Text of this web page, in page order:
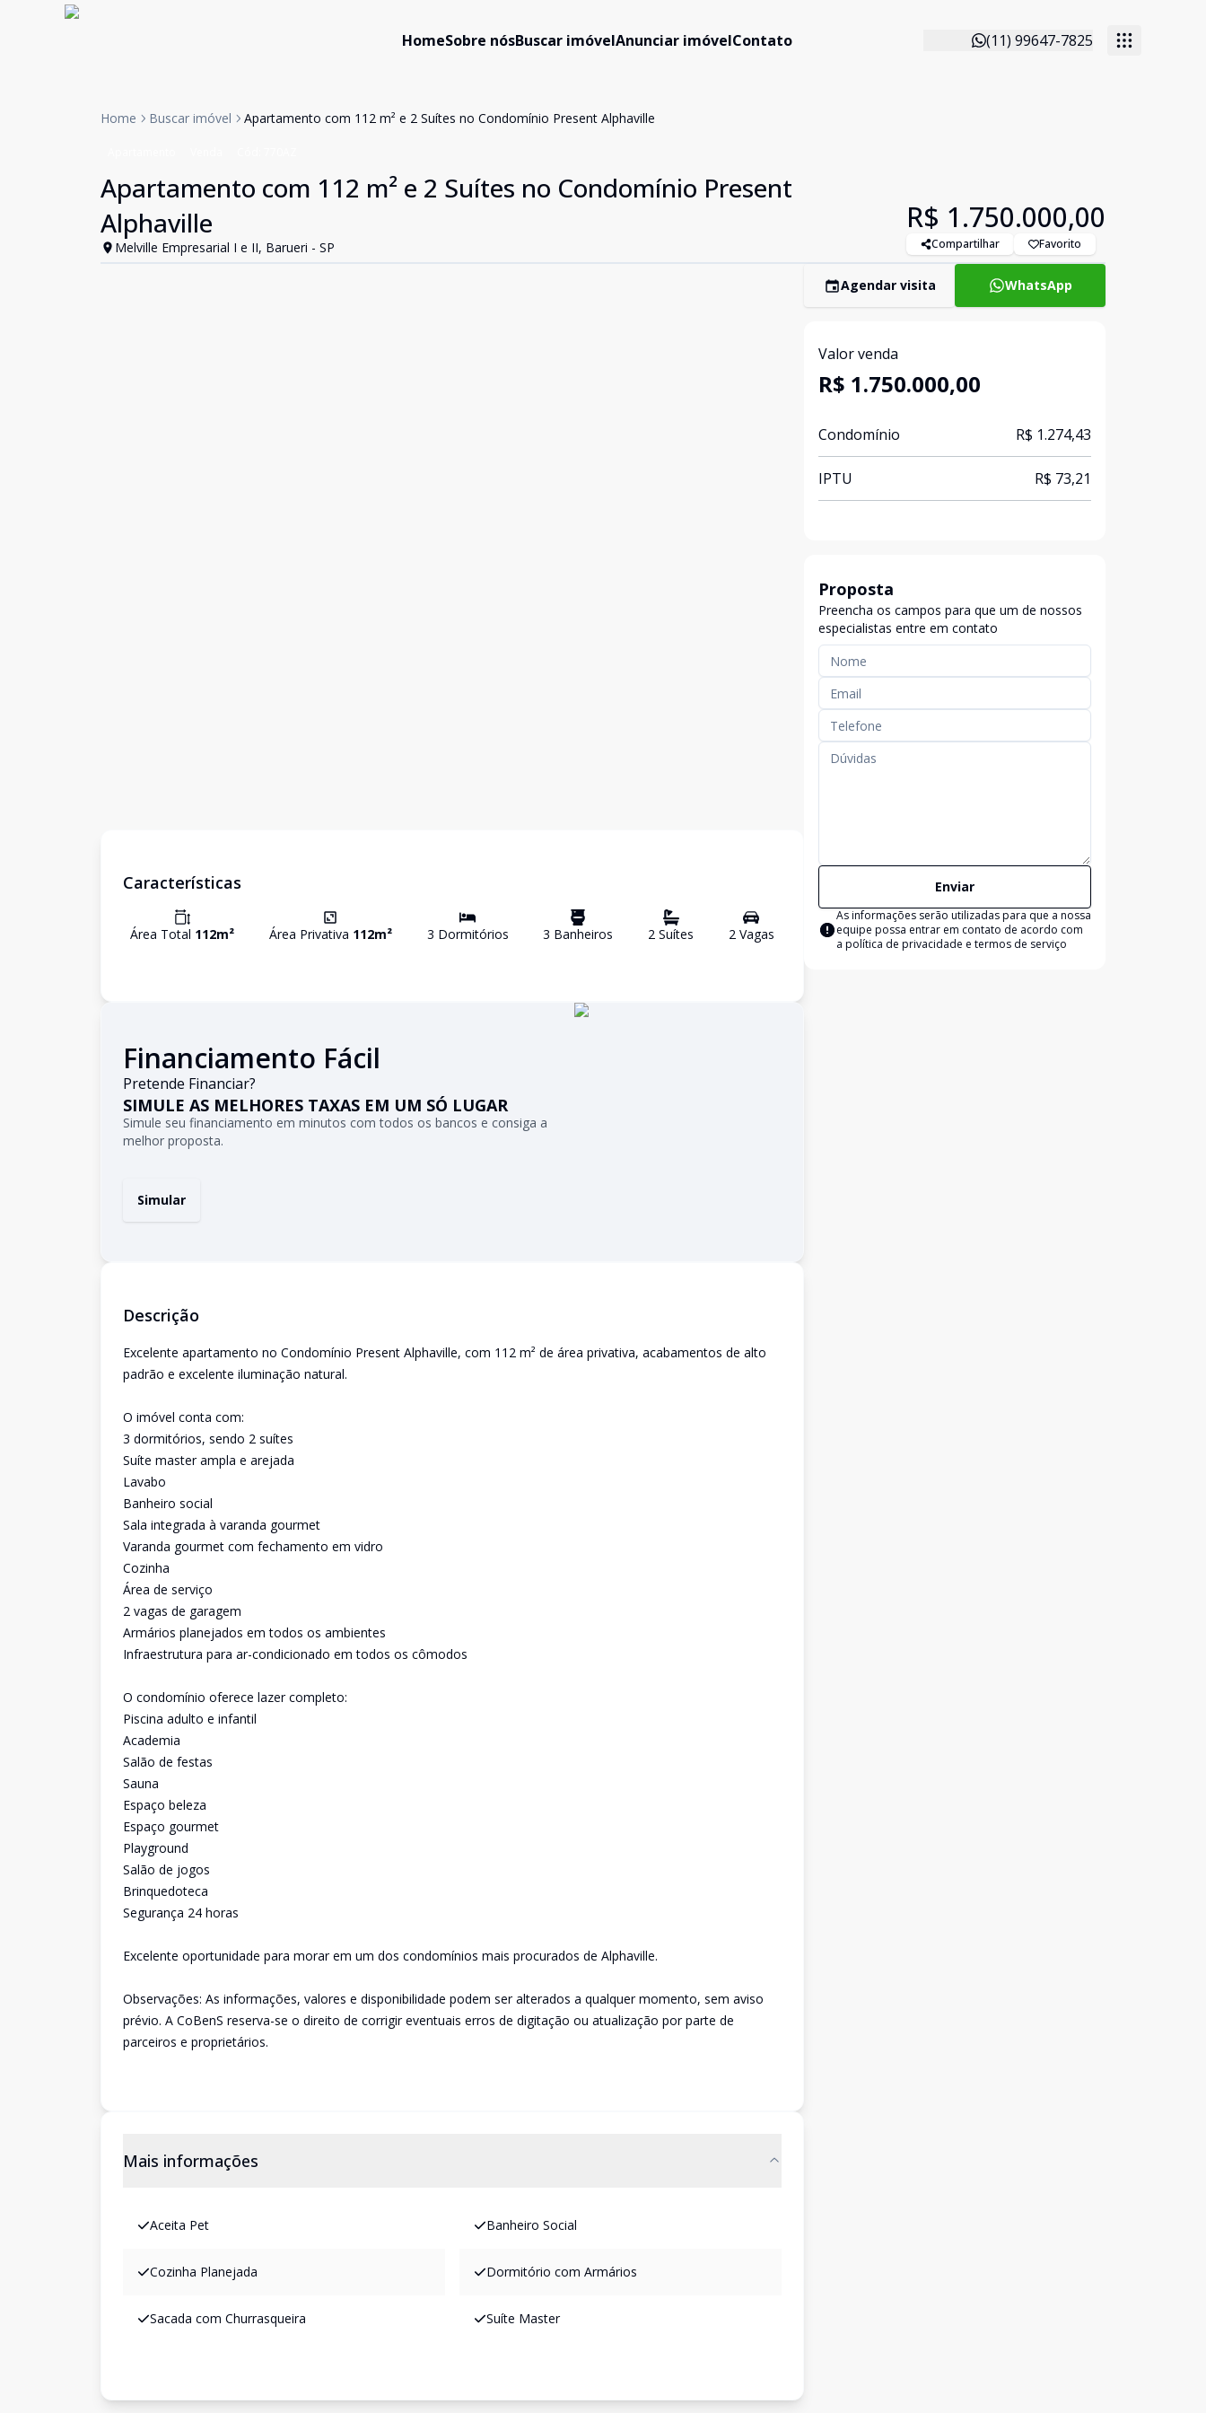
HomeSobre nósBuscar imóvelAnunciar imóvelContato (11) 99647-7825
Home Buscar imóvel Apartamento com 112 m² e 2 Suítes no Condomínio Present Alphaville
Apartamento com 112 m² e 2 Suítes no Condomínio Present
Alphaville
Melville Empresarial I e II, Barueri - SP
R$ 1.750.000,00
Compartilhar Favorito
Características
Área Total 112m² Área Privativa 112m² 3 Dormitórios 3 Banheiros 2 Suítes 2Vagas
Financiamento Fácil
Pretende Financiar?
SIMULE AS MELHORES TAXAS EM UM SÓ LUGAR
Simule seu financiamento em minutos com todos os bancos e consiga a
melhor proposta.
Simular
Descrição
Excelente apartamento no Condomínio Present Alphaville, com 112 m² de área privativa, acabamentos de alto
padrão e excelente iluminação natural.
O imóvel conta com:
3 dormitórios, sendo 2 suítes
Suíte master ampla e arejada
Lavabo
Banheiro social
Sala integrada à varanda gourmet
Varanda gourmet com fechamento em vidro
Cozinha
Área de serviço
2 vagas de garagem
Armários planejados em todos os ambientes
Infraestrutura para ar-condicionado em todos os cômodos
O condomínio oferece lazer completo:
Piscina adulto e infantil
Academia
Salão de festas
Sauna
Espaço beleza
Espaço gourmet
Playground
Salão de jogos
Brinquedoteca
Segurança 24 horas
Excelente oportunidade para morar em um dos condomínios mais procurados de Alphaville.
Observações: As informações, valores e disponibilidade podem ser alterados a qualquer momento, sem aviso
prévio. A CoBenS reserva-se o direito de corrigir eventuais erros de digitação ou atualização por parte de
parceiros e proprietários.
Mais informações
Aceita Pet Banheiro Social
Cozinha Planejada Dormitório com Armários
Sacada com Churrasqueira Suíte Master
Agendar visita WhatsApp
Valor venda
R$ 1.750.000,00
Condomínio R$ 1.274,43
IPTU R$ 73,21
Proposta
Preencha os campos para que um de nossos
especialistas entre em contato
Enviar
As informações serão utilizadas para que a nossa
equipe possa entrar em contato de acordo com
a política de privacidade e termos de serviço